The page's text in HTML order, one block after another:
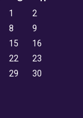
1
2
8
9
15
16
22
23
29
30